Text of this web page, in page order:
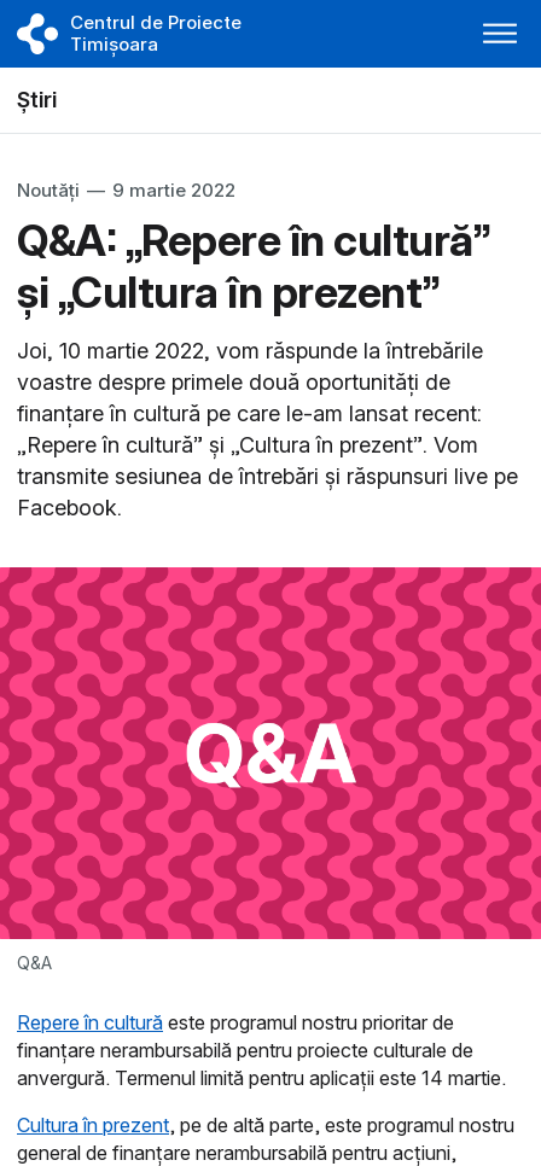
Centrul de Proiecte
Timișoara
Știri
Noutăți — 9 martie 2022
Q&A: „Repere în cultură”
și „Cultura în prezent”
Joi, 10 martie 2022, vom răspunde la întrebările
voastre despre primele două oportunități de
finanțare în cultură pe care le-am lansat recent:
„Repere în cultură” și „Cultura în prezent”. Vom
transmite sesiunea de întrebări și răspunsuri live pe
Facebook.
Q&A
Repere în cultură este programul nostru prioritar de
finanțare nerambursabilă pentru proiecte culturale de
anvergură. Termenul limită pentru aplicații este 14 martie.
Cultura în prezent, pe de altă parte, este programul nostru
general de finanțare nerambursabilă pentru acțiuni,